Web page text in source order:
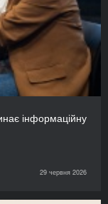
інформаційну
29 червня 2026